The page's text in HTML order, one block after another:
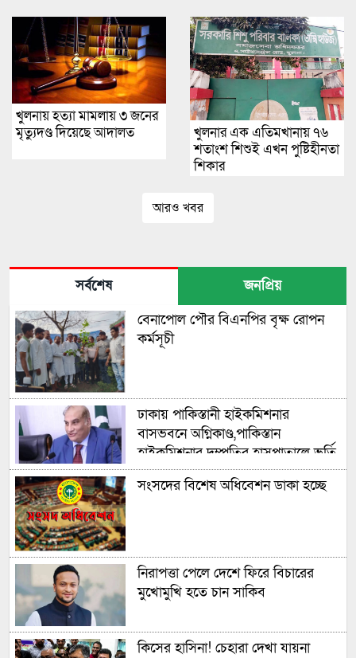
খুলনায় হত্যা মামলায় ৩ জনের
মৃত্যুদণ্ড দিয়েছে আদালত
খুলনার এক এতিমখানায় ৭৬
শতাংশ শিশুই এখন পুষ্টিহীনতা
শিকার
আরও খবর
সর্বশেষ জনপ্রিয়
বেনাপোল পৌর বিএনপির বৃক্ষ রোপন
কর্মসূচী
ঢাকায় পাকিস্তানী হাইকমিশনার
বাসভবনে অগ্নিকাণ্ড,পাকিস্তান
হাইকমিশনার দম্পতির হাসপাতালে ভর্তি
সংসদের বিশেষ অধিবেশন ডাকা হচ্ছে
নিরাপত্তা পেলে দেশে ফিরে বিচারের
মুখোমুখি হতে চান সাকিব
কিসের হাসিনা! চেহারা দেখা যায়না